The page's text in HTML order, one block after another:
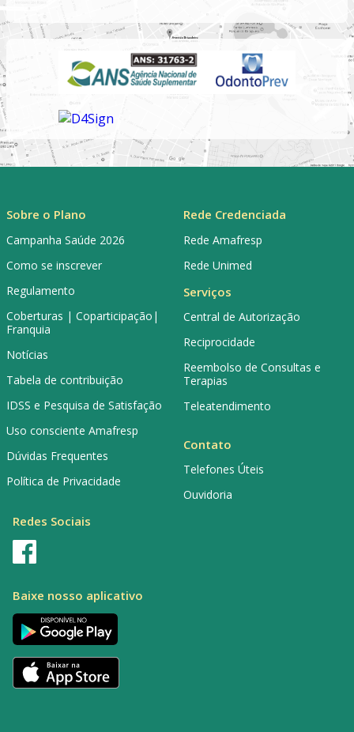
Sobre o Plano
Campanha Saúde 2026
Como se inscrever
Regulamento
Coberturas | Coparticipação|
Franquia
Notícias
Tabela de contribuição
IDSS e Pesquisa de Satisfação
Uso consciente Amafresp
Dúvidas Frequentes
Política de Privacidade
Rede Credenciada
Rede Amafresp
Rede Unimed
Serviços
Central de Autorização
Reciprocidade
Reembolso de Consultas e
Terapias
Teleatendimento
Contato
Telefones Úteis
Ouvidoria
Redes Sociais
Baixe nosso aplicativo